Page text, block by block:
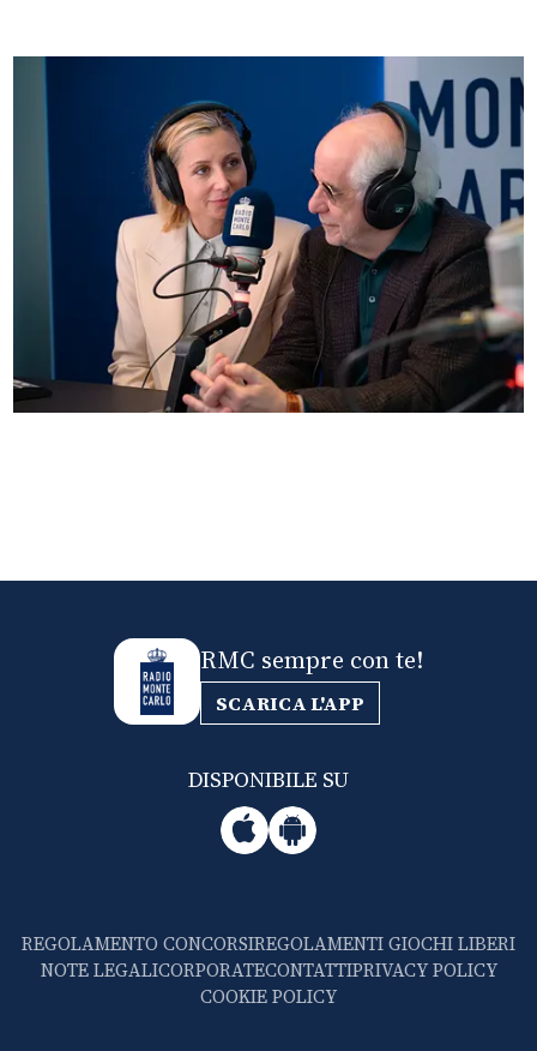
RMC sempre con te!
SCARICA L'APP
DISPONIBILE SU
REGOLAMENTO CONCORSIREGOLAMENTI GIOCHI LIBERI
NOTE LEGALICORPORATECONTATTIPRIVACY POLICY
COOKIE POLICY